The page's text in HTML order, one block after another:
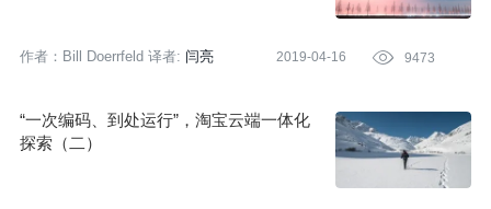
作者：Bill Doerrfeld 译者: 闫亮 2019-04-16  9473
“一次编码、到处运行”，淘宝云端一体化
探索（二）